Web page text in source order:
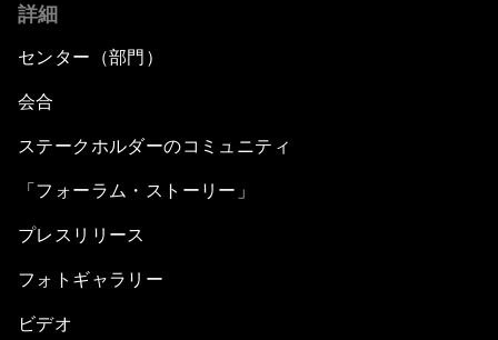
詳細
センター（部門）
会合
ステークホルダーのコミュニティ
「フォーラム・ストーリー」
プレスリリース
フォトギャラリー
ビデオ